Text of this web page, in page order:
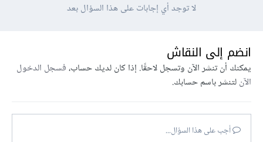
لا توجد أي إجابات على هذا السؤال بعد
انضم إلى النقاش
يمكنك أن تنشر الآن وتسجل لاحقًا. إذا كان لديك حساب،فسجل الدخول
الآنلتنشر باسم حسابك.
أجب على هذا السؤال...